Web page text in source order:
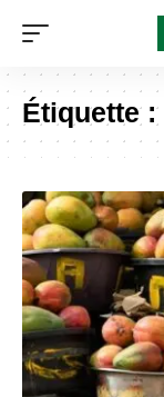
Étiquette :